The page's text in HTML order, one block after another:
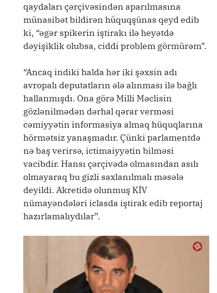
qaydaları çərçivəsindən aparılmasına
münasibət bildirən hüquqşünas qeyd edib
ki, “əgər spikerin iştirakı ilə heyətdə
dəyişiklik olubsa, ciddi problem görmürəm”.
“Ancaq indiki halda hər iki şəxsin adı
avropalı deputatların ələ alınması ilə bağlı
hallanmışdı. Ona görə Milli Məclisin
gözlənilmədən dərhal qərar verməsi
cəmiyyətin informasiya almaq hüquqlarına
hörmətsiz yanaşmadır. Çünki parlamentdə
nə baş verirsə, ictimaiyyətin bilməsi
vacibdir. Hansı çərçivədə olmasından asılı
olmayaraq bu gizli saxlanılmalı məsələ
deyildi. Akretidə olunmuş KİV
nümayəndələri iclasda iştirak edib reportaj
hazırlamalıydılar”.